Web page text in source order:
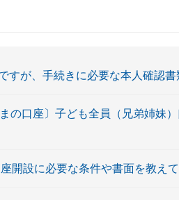
すが、手続きに必要な本人確認書
の口座〕子ども全員（兄弟姉妹
開設に必要な条件や書面を教えて